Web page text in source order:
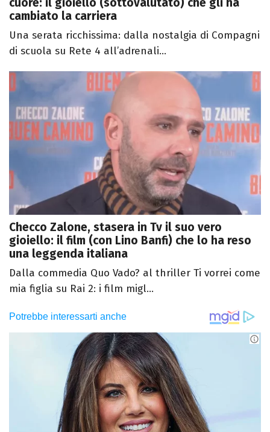
cambiato la carriera
Una serata ricchissima: dalla nostalgia di Compagni
di scuola su Rete 4 all’adrenali...
Checco Zalone, stasera in Tv il suo vero
gioiello: il film (con Lino Banfi) che lo ha reso
una leggenda italiana
Dalla commedia Quo Vado? al thriller Ti vorrei come
mia figlia su Rai 2: i film migl...